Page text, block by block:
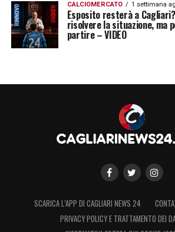
CALCIOMERCATO 1 settimana
Esposito resterà a
risolvere la situazione, ma
partire – VIDEO
SCARICA L’APP DI CAGLIARI NEWS 24
PRIVACY POLICY E TRATTAMENTO DEI